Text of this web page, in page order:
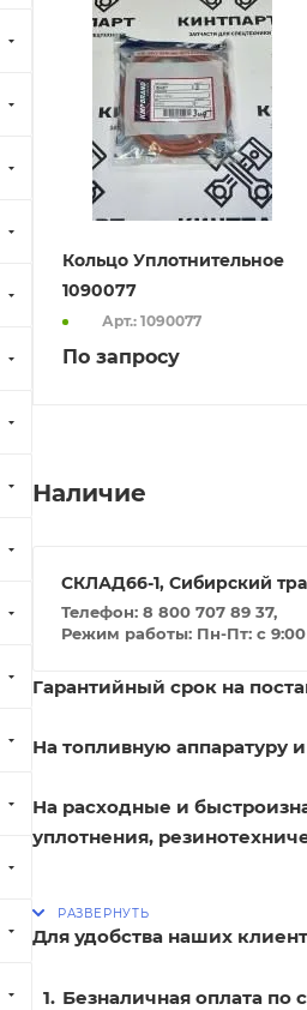
Кольцо Уплотнительное
1090077
Арт.: 1090077
По запросу
Наличие
СКЛАД66-1, Сибирский
Телефон: 8 800 707 89 37,
Режим работы: Пн-Пт: с 9:00
Гарантийный срок на
На топливную аппаратуру
На расходные и
уплотнения,
Для удобства наших
Безналичная оплата по